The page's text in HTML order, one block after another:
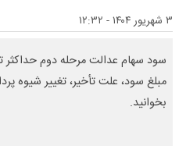
۳ شهریور ۱۴۰۴ - ۱۲:۳۲
مبلغ سود، علت تأخیر، تغییر شیوه
بخوانید.